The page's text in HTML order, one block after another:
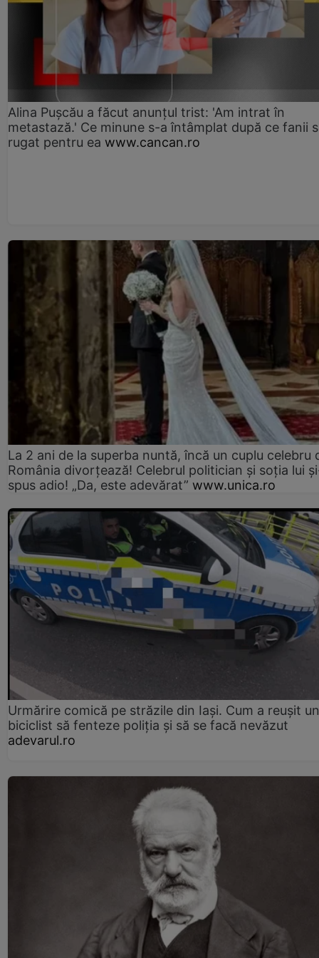
Alina Pușcău a făcut anunțul trist: 'Am intrat în
metastază.' Ce minune s-a întâmplat după ce fanii
rugat pentru ea www.cancan.ro
La 2 ani de la superba nuntă, încă un cuplu celebru
România divorțează! Celebrul politician și soția lui
spus adio! „Da, este adevărat” www.unica.ro
Urmărire comică pe străzile din Iași. Cum a reușit un
biciclist să fenteze poliția și să se facă nevăzut
adevarul.ro